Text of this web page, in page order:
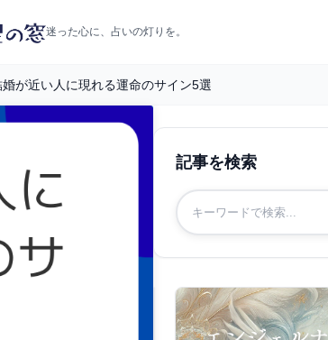
迷った心に、占いの灯りを。
婚が近い人に現れる運命のサイン5選
記事を検索